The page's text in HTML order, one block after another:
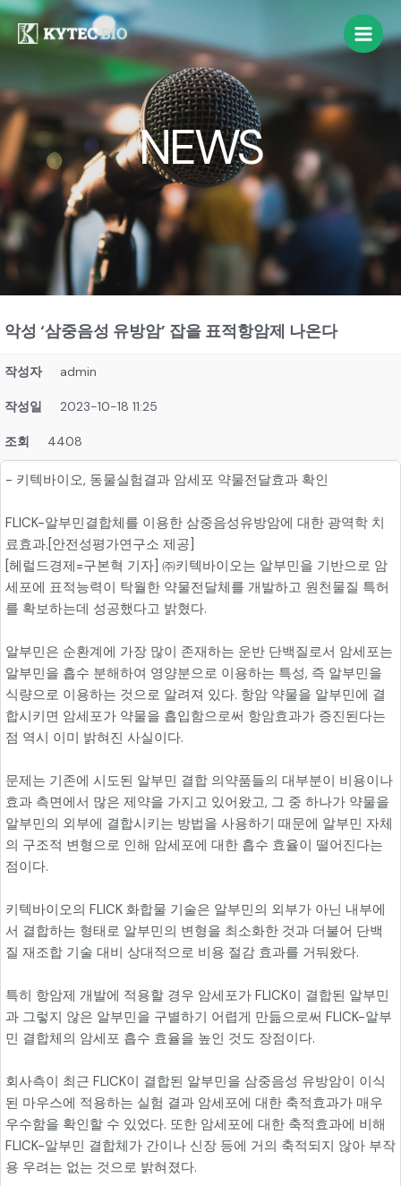
NEWS
악성 ‘삼중음성 유방암’ 잡을 표적항암제 나온다
작성자 admin
작성일 2023-10-18 11:25
조회 4408
- 키텍바이오, 동물실험결과 암세포 약물전달효과 확인
FLICK-알부민결합체를 이용한 삼중음성유방암에 대한 광역학 치
료효과.[안전성평가연구소 제공]
[헤럴드경제=구본혁 기자] ㈜키텍바이오는 알부민을 기반으로 암
세포에 표적능력이 탁월한 약물전달체를 개발하고 원천물질 특허
를 확보하는데 성공했다고 밝혔다.
알부민은 순환계에 가장 많이 존재하는 운반 단백질로서 암세포는
알부민을 흡수 분해하여 영양분으로 이용하는 특성, 즉 알부민을
식량으로 이용하는 것으로 알려져 있다. 항암 약물을 알부민에 결
합시키면 암세포가 약물을 흡입함으로써 항암효과가 증진된다는
점 역시 이미 밝혀진 사실이다.
문제는 기존에 시도된 알부민 결합 의약품들의 대부분이 비용이나
효과 측면에서 많은 제약을 가지고 있어왔고, 그 중 하나가 약물을
알부민의 외부에 결합시키는 방법을 사용하기 때문에 알부민 자체
의 구조적 변형으로 인해 암세포에 대한 흡수 효율이 떨어진다는
점이다.
키텍바이오의 FLICK 화합물 기술은 알부민의 외부가 아닌 내부에
서 결합하는 형태로 알부민의 변형을 최소화한 것과 더불어 단백
질 재조합 기술 대비 상대적으로 비용 절감 효과를 거둬왔다.
특히 항암제 개발에 적용할 경우 암세포가 FLICK이 결합된 알부민
과 그렇지 않은 알부민을 구별하기 어렵게 만듦으로써 FLICK-알부
민 결합체의 암세포 흡수 효율을 높인 것도 장점이다.
회사측이 최근 FLICK이 결합된 알부민을 삼중음성 유방암이 이식
된 마우스에 적용하는 실험 결과 암세포에 대한 축적효과가 매우
우수함을 확인할 수 있었다. 또한 암세포에 대한 축적효과에 비해
FLICK-알부민 결합체가 간이나 신장 등에 거의 축적되지 않아 부작
용 우려는 없는 것으로 밝혀졌다.